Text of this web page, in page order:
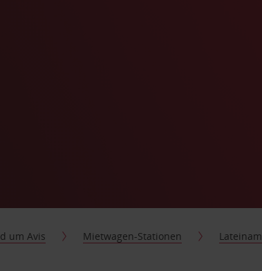
um Avis Mietwagen-Stationen